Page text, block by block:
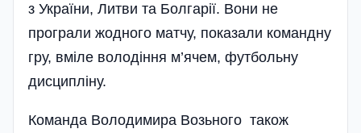
з України, Литви та Болгарії. Вони не
програли жодного матчу, по­казали командну
гру, вміле володіння м’ячем­, футбольну
дисципліну.
Команда Володимира Возьного також